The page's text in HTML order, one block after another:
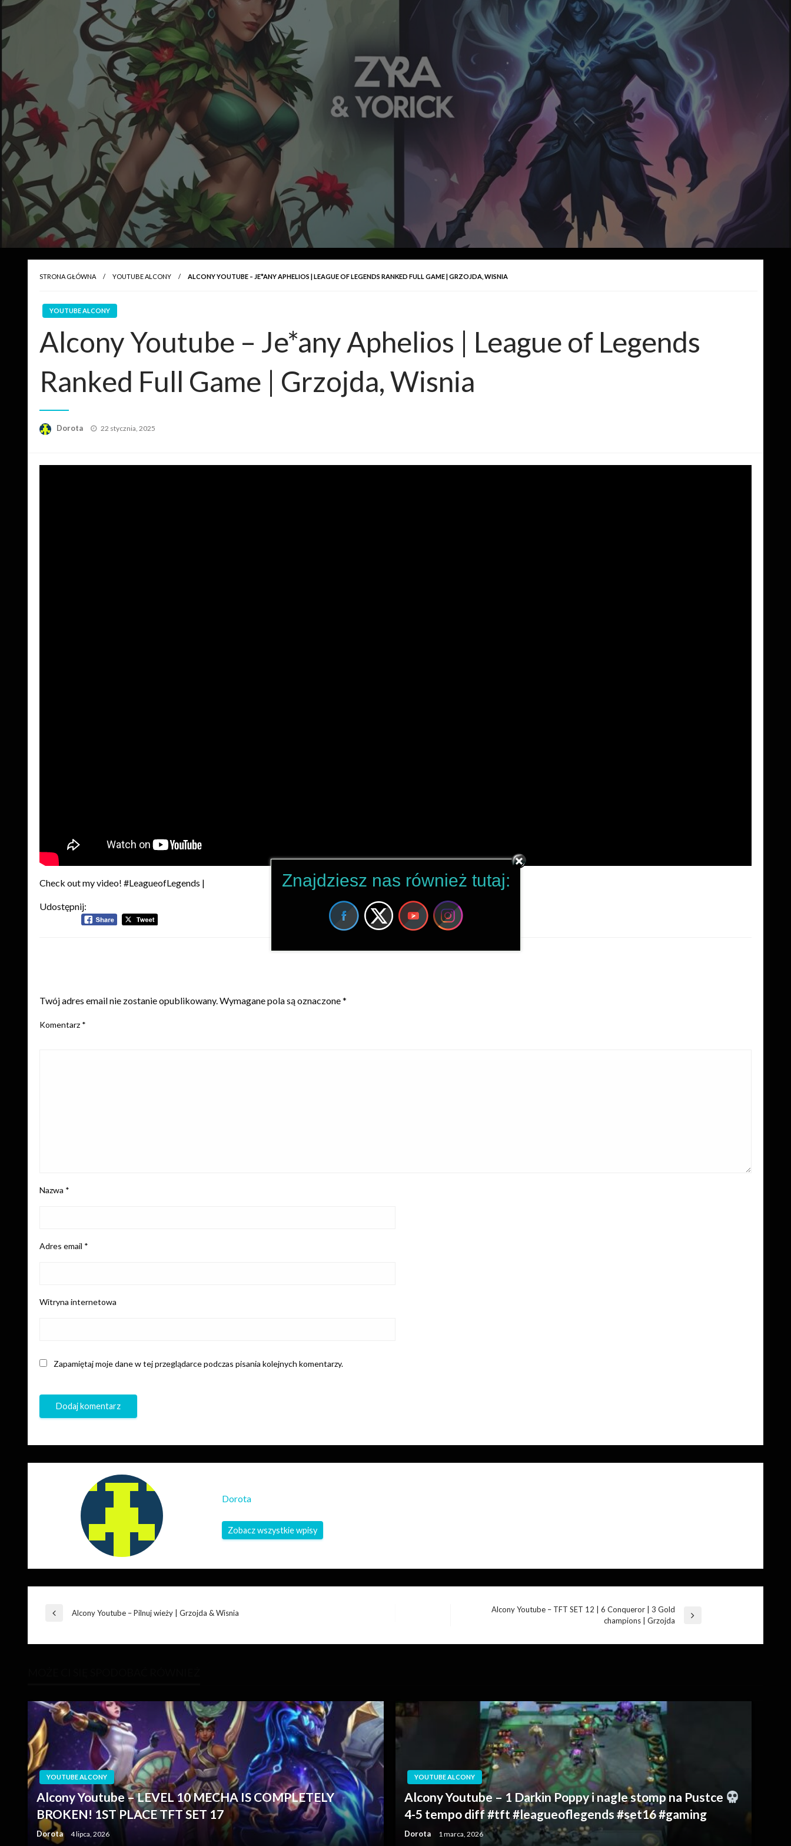
STRONA GŁÓWNA YOUTUBE ALCONY ALCONY YOUTUBE – JE*ANY APHELIOS | LEAGUE OF LEGENDS RANKED FULL GAME | GRZOJDA, WISNIA
YOUTUBE ALCONY
Alcony Youtube – Je*any Aphelios | League of Legends
Ranked Full Game | Grzojda, Wisnia
Dorota
Opublikowane
22 stycznia, 2025
Check out my video! #LeagueofLegends |
Udostępnij:
Twój adres email nie zostanie opublikowany.Wymagane pola są oznaczone*
Komentarz *
Nazwa *
Adres email *
Witryna internetowa
Zapamiętaj moje dane w tej przeglądarce podczas pisania kolejnych komentarzy.
Dorota
Zobacz wszystkie wpisy
Nawigacja
wpisu
PoprzedniAlcony Youtube – Pilnuj wieży | Grzojda & Wisnia
Alcony Youtube – TFT SET 12 | 6 Conqueror | 3 Gold
champions | Grzojda
YOUTUBE ALCONY
Alcony Youtube – LEVEL 10 MECHA IS COMPLETELY
BROKEN! 1ST PLACE TFT SET 17
Dorota 4 lipca, 2026
YOUTUBE ALCONY
Alcony Youtube – 1 Darkin Poppy i nagle stomp na Pustce
4-5 tempo diff #tft #leagueoflegends #set16 #gaming
Dorota 1 marca, 2026
Znajdziesz nas również tutaj: